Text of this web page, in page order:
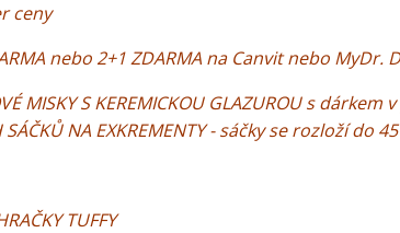
ceny
nebo 2+1 ZDARMA na Canvit nebo MyDr.
MISKY S KEREMICKOU GLAZUROU s dárkem
SÁČKŮ NA EXKREMENTY - sáčky se rozloží do
TUFFY